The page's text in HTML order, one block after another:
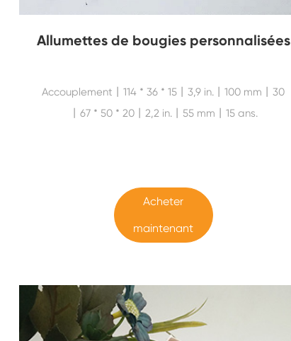
Allumettes de bougies personnalisées
Accouplement丨114 * 36 * 15丨3,9 in.丨100 mm丨30
丨67 * 50 * 20丨2,2 in.丨55 mm丨15 ans.
Acheter
maintenant